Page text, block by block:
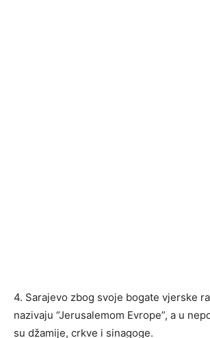
4. Sarajevo zbog svoje bogate vjerske
nazivaju “Jerusalemom Evrope”, a u
su džamije, crkve i sinagoge.